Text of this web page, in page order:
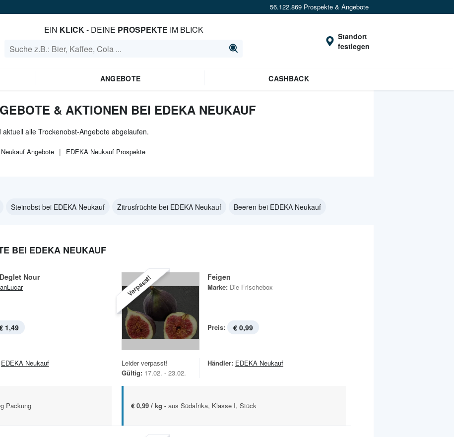
56.122.869 Prospekte & Angebote
EIN KLICK- DEINE PROSPEKTE IM BLICK
Standort
festlegen
ANGEBOTE CASHBACK
& AKTIONEN BEI EDEKA NEUKAUF
aktuell alle Trockenobst-Angebote abgelaufen.
Angebote EDEKA Neukauf Prospekte
Steinobst bei EDEKA Neukauf Zitrusfrüchte bei EDEKA Neukauf Beeren bei EDEKA Neukauf
BEI EDEKA NEUKAUF
Nour
1,49
EDEKA Neukauf
Packung
Verpasst! Feigen
Marke: Die Frischebox
Preis: € 0,99
Leider verpasst!
Gültig: 17.02. - 23.02.
Händler: EDEKA Neukauf
€ 0,99 / kg - aus Südafrika, Klasse I, Stück